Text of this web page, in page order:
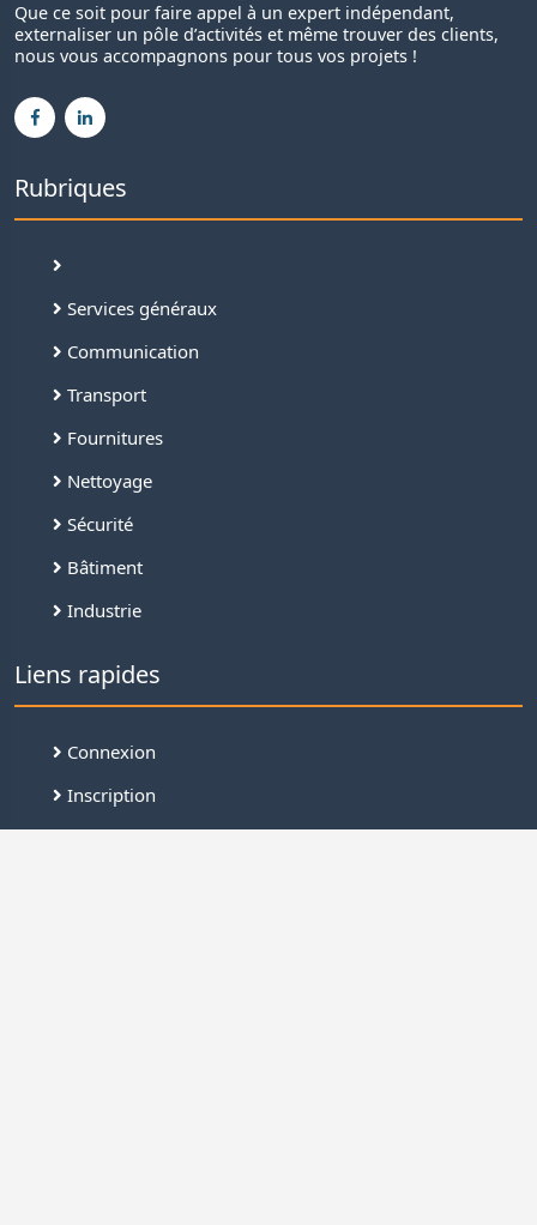
Que ce soit pour faire appel à un expert indépendant,
externaliser un pôle d’activités et même trouver des clients,
nous vous accompagnons pour tous vos projets !
Rubriques
Services généraux
Communication
Transport
Fournitures
Nettoyage
Sécurité
Bâtiment
Industrie
Liens rapides
Connexion
Inscription